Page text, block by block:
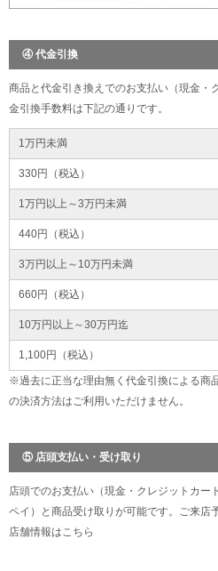
④ 代金引換
商品と代金引き換えでのお支払い（現金・
金引換手数料は下記の通りです。
1万円未満
330円（税込）
1万円以上～3万円未満
440円（税込）
3万円以上～10万円未満
660円（税込）
10万円以上～30万円迄
1,100円（税込）
※過去に正当な理由無く代金引換による商
の決済方法はご利用いただけません。
⑤ 店頭支払い・受け取り
店頭でのお支払い（現金・クレジットカ
ペイ）と商品受け取りが可能です。ご来店
店舗情報はこちら